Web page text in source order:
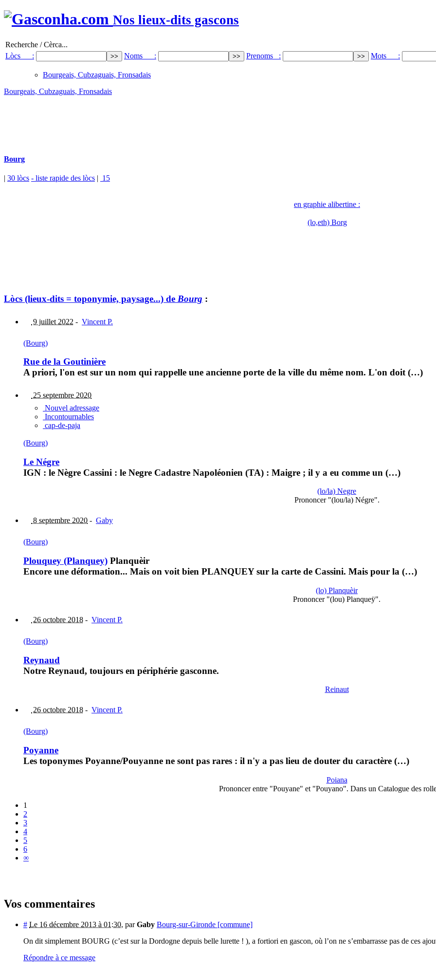
Nos lieux-dits gascons
Recherche / Cèrca...
Lòcs :
Noms : Prenoms : Mots :
Bourgeais, Cubzaguais, Fronsadais
Bourgeais, Cubzaguais, Fronsadais
Bourg
| 30 lòcs - liste rapide des lòcs | 15
en graphie alibertine :
(lo,eth) Borg
Lòcs (lieux-dits = toponymie, paysage...) de Bourg :
9 juillet 2022 - Vincent P.
(Bourg)
Rue de la Goutinière
A priori, l'on est sur un nom qui rappelle une ancienne porte de la ville du même nom. L'on doit (…)
25 septembre 2020
Nouvel adressage
Incontournables
cap-de-paja
(Bourg)
Le Négre
IGN : le Nègre Cassini : le Negre Cadastre Napoléonien (TA) : Maigre ; il y a eu comme un (…)
(lo/la) Negre
Prononcer "(lou/la) Négre".
8 septembre 2020 - Gaby
(Bourg)
Plouquey (Planquey) Planquèir
Encore une déformation... Mais on voit bien PLANQUEY sur la carte de Cassini. Mais pour la (…)
(lo) Planquèir
Prononcer "(lou) Planqueÿ".
26 octobre 2018 - Vincent P.
(Bourg)
Reynaud
Notre Reynaud, toujours en périphérie gasconne.
Reinaut
26 octobre 2018 - Vincent P.
(Bourg)
Poyanne
Les toponymes Poyanne/Pouyanne ne sont pas rares : il n'y a pas lieu de douter du caractère (…)
Poiana
Prononcer entre "Pouyane" et "Pouyano". Dans un Catalogue des
1
2
3
4
5
6
∞
Vos commentaires
# Le 16 décembre 2013 à 01:30, parGaby Bourg-sur-Gironde [commune]
On dit simplement BOURG (c’est sur la Dordogne depuis belle lurette ! ), a fortiori en gascon, où l’on ne s’embarrasse pas de ces
Répondre à ce message